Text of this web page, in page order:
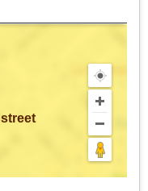
street